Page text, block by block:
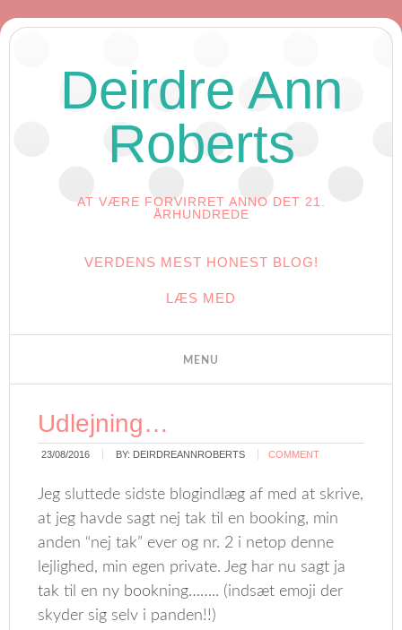
Deirdre Ann
Roberts
AT VÆRE FORVIRRET ANNO DET 21.
ÅRHUNDREDE
VERDENS MEST HONEST BLOG!
LÆS MED
Udlejning…
23/08/2016 BY: DEIRDREANNROBERTS COMMENT
Jeg sluttede sidste blogindlæg af med at skrive,
at jeg havde sagt nej tak til en booking, min
anden “nej tak” ever og nr. 2 i netop denne
lejlighed, min egen private. Jeg har nu sagt ja
tak til en ny bookning…….. (indsæt emoji der
skyder sig selv i panden!!)